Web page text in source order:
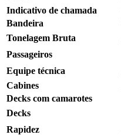
Indicativo de chamada
Bandeira
Tonelagem Bruta
Passageiros
Equipe técnica
Cabines
Decks com camarotes
Decks
Rapidez